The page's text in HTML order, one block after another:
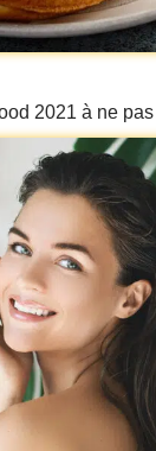
2021 à ne